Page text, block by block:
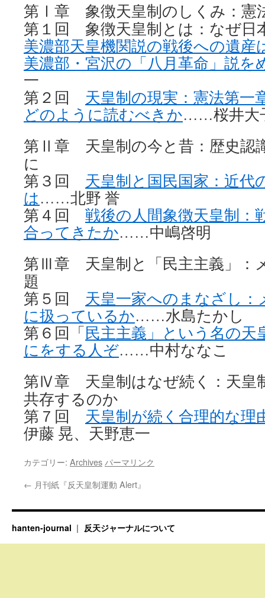
第 Ⅰ 章 象徴天皇制のしくみ：憲
第 １ 回 象徴天皇制とは：なぜ日
美濃部天皇機関説の戦後への遺産
美濃部・宮沢の「八月革命」説を
一
第２回 天皇制の現実：憲法第一
どのように読むべきか……桜井大
第 Ⅱ 章 天皇制の今と昔：歴史認
に
第３回 天皇制と国民国家：近代
は……北野 誉
第４回 戦後の人間象徴天皇制：
合ってきたか……中嶋啓明
第 Ⅲ章 天皇制と「民主主義」：
題
第５回 天皇一家へのまなざし
に扱っているか……水島たかし
第６回「民主主義」という名の天
にをする人ぞ……中村ななこ
第Ⅳ章 天皇制はなぜ続く：天皇
共存するのか
第７回 天皇制が続く合理的な理
伊藤 晃、天野恵一
カテゴリー: Archives パーマリンク
← 月刊紙『反天皇制運動 Alert』
hanten-journal 反天ジャーナルについて